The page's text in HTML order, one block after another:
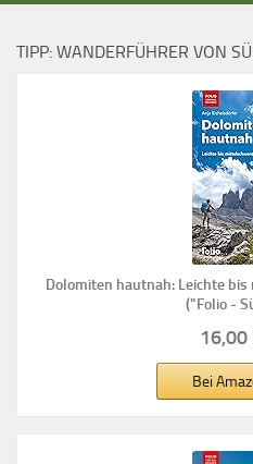
TIPP: WANDERFÜHRER VON
Dolomiten hautnah: Leichte
("Folio -
16,00
Bei